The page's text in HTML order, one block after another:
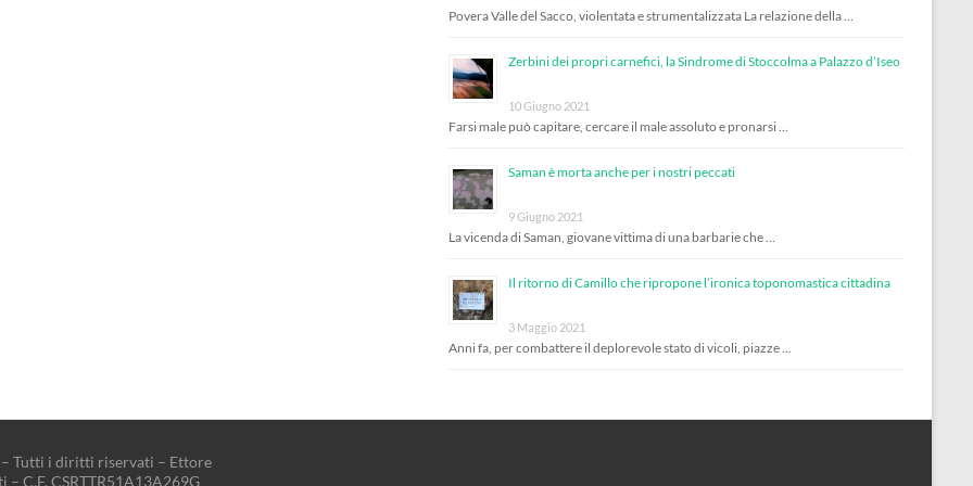
Povera Valle del Sacco, violentata e strumentalizzata La relazione della …
Zerbini dei propri carnefici, la Sindrome di Stoccolma a Palazzo d’Iseo
10 Giugno 2021
Farsi male può capitare, cercare il male assoluto e pronarsi …
Saman è morta anche per i nostri peccati
9 Giugno 2021
La vicenda di Saman, giovane vittima di una barbarie che …
Il ritorno di Camillo che ripropone l’ironica toponomastica cittadina
3 Maggio 2021
Anni fa, per combattere il deplorevole stato di vicoli, piazze …
Tutti i diritti riservati – Ettore
– C.F. CSRTTR51A13A269G